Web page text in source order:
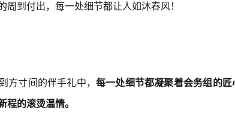
周到付出，每一处细节都让人如沐春风！
方寸间的伴手礼中， 每一处细节都凝聚着会务组的匠
程的滚烫温情。